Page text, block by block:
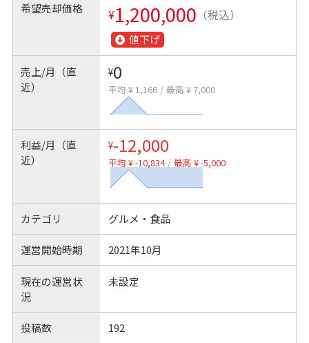
希望売却価格 ¥1,200,000 （税込）
値下げ
売上/月（直
近）
¥0
平均 ¥ 1,166 / 最高 ¥ 7,000
利益/月（直
近）
¥-12,000
平均 ¥ -10,834 / 最高 ¥ -5,000
カテゴリ グルメ・食品
運営開始時期 2021年10月
現在の運営状
況
未設定
投稿数 192